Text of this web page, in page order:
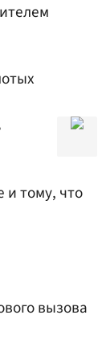
и тому, что
вызова